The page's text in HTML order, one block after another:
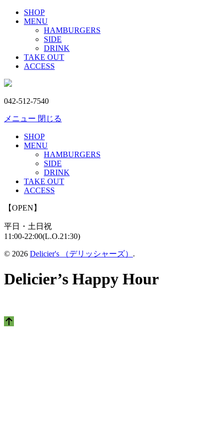
SHOP
MENU
HAMBURGERS
SIDE
DRINK
TAKE OUT
ACCESS
042-512-7540
メニュー 閉じる
SHOP
MENU
HAMBURGERS
SIDE
DRINK
TAKE OUT
ACCESS
【OPEN】
平日・土日祝
11:00-22:00(L.O.21:30)
© 2026 Delicier's （デリッシャーズ） .
Delicier’s Happy Hour